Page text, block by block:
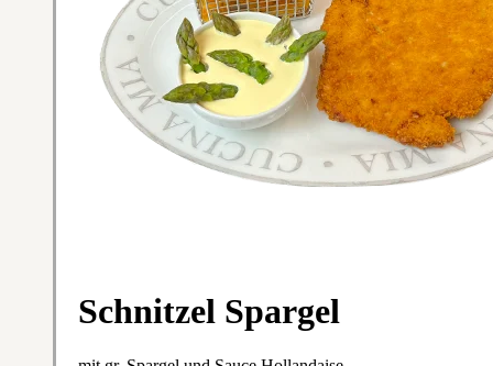
Schnitzel Spargel